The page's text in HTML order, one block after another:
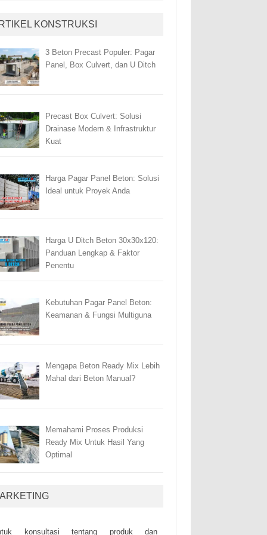
KONSTRUKSI
3 Beton Precast Populer: Pagar
Panel, Box Culvert, dan U Ditch
Precast Box Culvert: Solusi
Drainase Modern & Infrastruktur
Kuat
Harga Pagar Panel Beton: Solusi
Ideal untuk Proyek Anda
Harga U Ditch Beton 30x30x120:
Panduan Lengkap & Faktor
Penentu
Kebutuhan Pagar Panel Beton:
Keamanan & Fungsi Multiguna
Mengapa Beton Ready Mix Lebih
Mahal dari Beton Manual?
Memahami Proses Produksi
Ready Mix Untuk Hasil Yang
Optimal
kоnsultаsі tеntаng рrоduk dаn